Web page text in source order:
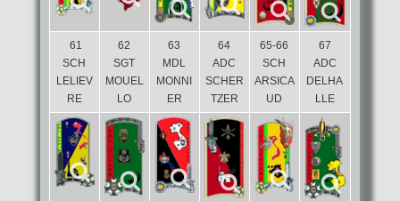
61
SCH
LELIEV
RE
62
SGT
MOUEL
LO
63
MDL
MONNI
ER
64
ADC
SCHER
TZER
65-66
SCH
ARSICA
UD
67
ADC
DELHA
LLE